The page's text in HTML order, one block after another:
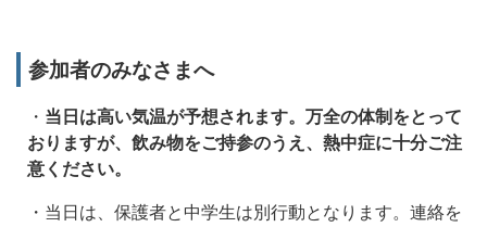
参加者のみなさまへ
・ 当日は高い気温が予想されます。万全の体制をとって
おりますが、飲み物をご持参のうえ、熱中症に十分ご注
意ください。
・当日は、保護者と中学生は別行動となります。連絡を